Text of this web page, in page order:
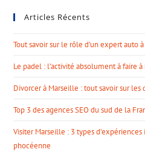
Articles Récents
Tout savoir sur le rôle d’un expert auto
Le padel : l’activité absolument à faire
Divorcer à Marseille : tout savoir sur
Top 3 des agences SEO du sud de la
Visiter Marseille : 3 types
phocéenne